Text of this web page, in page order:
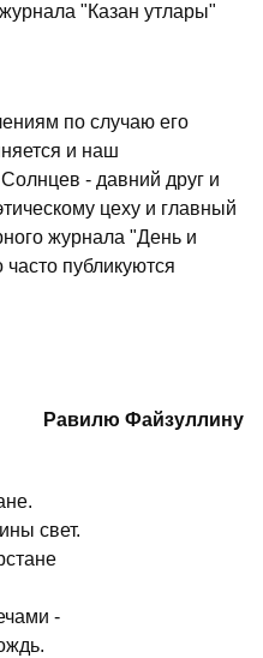
"Казан утлары"
по случаю его
и наш
- давний друг и
цеху и главный
журнала "День и
часто публикуются
Равилю Файзуллину
свет.
-